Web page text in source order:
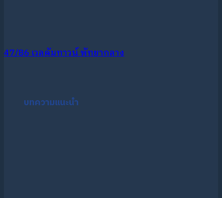
47/86 เวลคัมทาวน์ พัทยากลาง
บทความแนะนำ